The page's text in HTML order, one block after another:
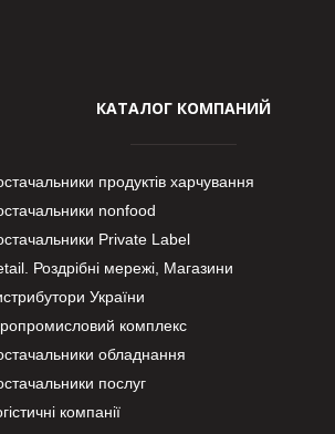
КАТАЛОГ КОМПАНИЙ
продуктів харчування
nonfood
Private Label
Роздрібні мережі, Магазини
України
комплекс
обладнання
послуг
компанії